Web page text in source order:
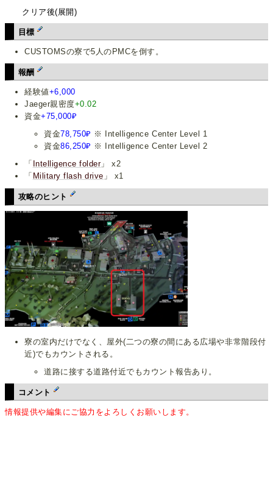
クリア後(展開)
目標
CUSTOMSの寮で5人のPMCを倒す。
報酬
経験値+6,000
Jaeger親密度+0.02
資金+75,000₽
資金78,750₽ ※ Intelligence Center Level 1
資金86,250₽ ※ Intelligence Center Level 2
「 Intelligence folder」 x2
「 Military flash drive 」 x1
攻略のヒント
寮の室内だけでなく、屋外(二つの寮の間にある広場や非常階段付
近)でもカウントされる。
道路に接する道路付近でもカウント報告あり。
コメント
情報提供や編集にご協力をよろしくお願いします。